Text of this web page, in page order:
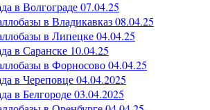
в Волгограде 07.04.25
в Владикавказ 08.04.25
в Липецке 04.04.25
в Саранске 10.04.25
в Форносово 04.04.25
в Череповце 04.04.2025
в Белгороде 03.04.2025